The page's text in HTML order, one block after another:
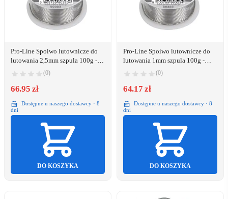
Pro-Line Spoiwo lutownicze do
lutowania 2,5mm szpula 100g -
(0)
66.95 zł
Dostępne u naszego dostawcy · 8
dni
DO KOSZYKA
Pro-Line Spoiwo lutownicze do
lutowania 1mm szpula 100g -
(0)
64.17 zł
Dostępne u naszego dostawcy · 8
dni
DO KOSZYKA